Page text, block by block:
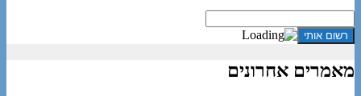
מאמרים אחרונים